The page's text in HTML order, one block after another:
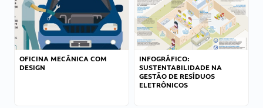
OFICINA MECÂNICA COM
DESIGN
INFOGRÁFICO:
SUSTENTABILIDADE NA
GESTÃO DE RESÍDUOS
ELETRÔNICOS